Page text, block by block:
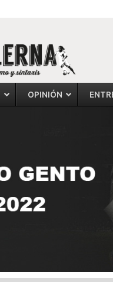
OPINIÓN